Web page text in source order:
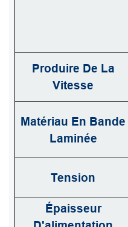
Produire De La
Vitesse
Matériau En Bande
Laminée
Tension
Épaisseur